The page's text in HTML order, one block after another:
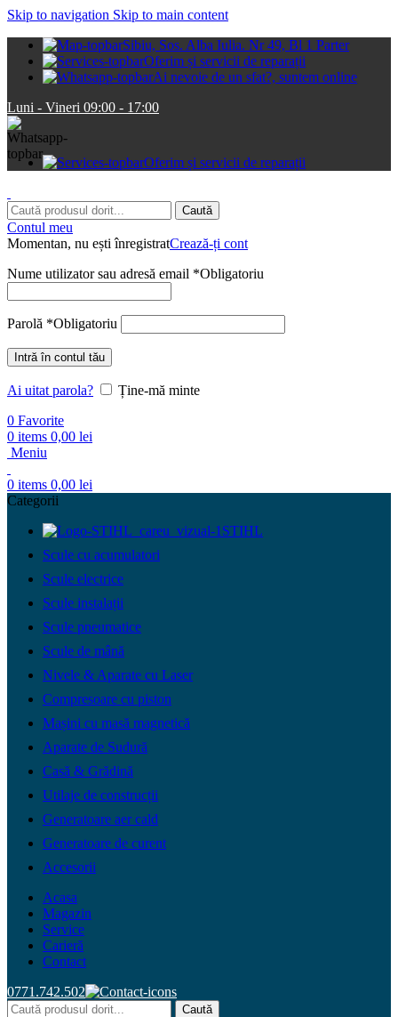
Skip to navigation Skip to main content
Sibiu, Sos. Alba Iulia. Nr 49, Bl 1 Parter
Oferim și servicii de reparații
Ai nevoie de un sfat?, suntem online
Luni - Vineri 09:00 - 17:00
Oferim și servicii de reparații
Caută
Contul meu
Momentan, nu ești înregistratCrează-ți cont
Nume utilizator sau adresă email *Obligatoriu
Parolă *Obligatoriu
Intră în contul tău
Ai uitat parola?
Ține-mă minte
0 Favorite
0 items 0,00 lei
Meniu
0 items 0,00 lei
Categorii
STIHL
Scule cu acumulatori
Scule electrice
Scule instalații
Scule pneumatice
Scule de mână
Nivele & Aparate cu Laser
Compresoare cu piston
Mașini cu masă magnetică
Aparate de Sudură
Casă & Grădină
Utilaje de construcții
Generatoare aer cald
Generatoare de curent
Accesorii
Acasa
Magazin
Service
Carieră
Contact
0771.742.502
Caută